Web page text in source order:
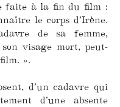
faite à la fin du film :
le corps d’Irène.
de sa femme,
visage mort, peut-
».
d’un cadavre qui
d’une absente